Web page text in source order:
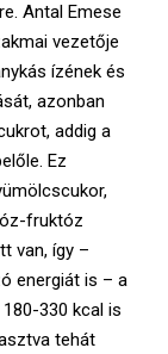
Antal Emese
vezetője
ízének és
azonban
addig a
Ez
fruktóz
van, így –
energiát is – a
330 kcal is
tehát